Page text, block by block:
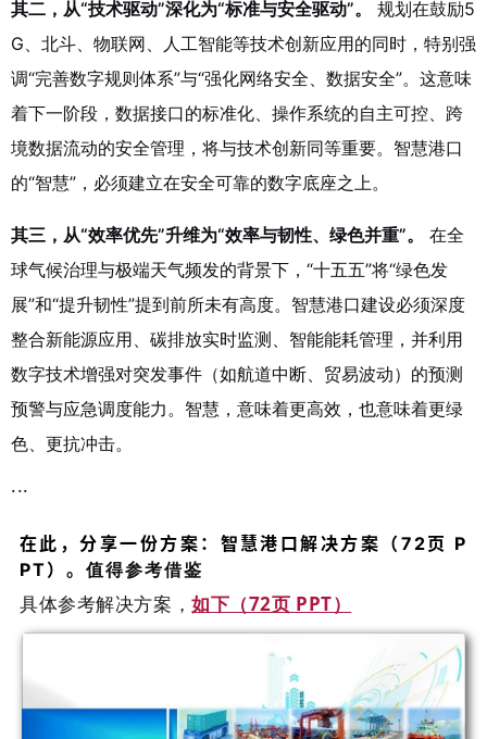
其二，从“技术驱动”深化为“标准与安全驱动”。
规划在鼓励5
G、北斗、物联网、人工智能等技术创新应用的同时，特别强
调“完善数字规则体系”与“强化网络安全、数据安全”。这意味
着下一阶段，数据接口的标准化、操作系统的自主可控、跨
境数据流动的安全管理，将与技术创新同等重要。智慧港口
的“智慧”，必须建立在安全可靠的数字底座之上。
其三，从“效率优先”升维为“效率与韧性、绿色并重”。
在全
球气候治理与极端天气频发的背景下，“十五五”将“绿色发
展”和“提升韧性”提到前所未有高度。智慧港口建设必须深度
整合新能源应用、碳排放实时监测、智能能耗管理，并利用
数字技术增强对突发事件（如航道中断、贸易波动）的预测
预警与应急调度能力。智慧，意味着更高效，也意味着更绿
色、更抗冲击。
···
在此，分享一份方案： 智慧港口解决方案（72页 P
PT） 。 值得参考借鉴
具体参考解决方案，如下（72页 PPT）